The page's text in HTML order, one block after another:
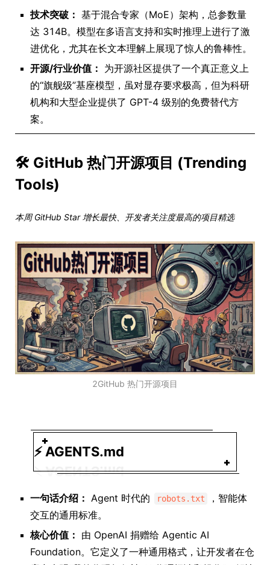
技术突破： 基于混合专家（MoE）架构，总参数量
达 314B。模型在多语言支持和实时推理上进行了激
进优化，尤其在长文本理解上展现了惊人的鲁棒性。
开源/行业价值： 为开源社区提供了一个真正意义上
的“旗舰级”基座模型，虽对显存要求极高，但为科研
机构和大型企业提供了 GPT-4 级别的免费替代方
案。
🛠️ GitHub 热门开源项目 (Trending
Tools)
本周 GitHub Star 增长最快、开发者关注度最高的项目精选
2GitHub 热门开源项目
⚡ AGENTS.md
一句话介绍： Agent 时代的 robots.txt
，智能体
交互的通用标准。
核心价值： 由 OpenAI 捐赠给 Agentic AI
Foundation。它定义了一种通用格式，让开发者在仓